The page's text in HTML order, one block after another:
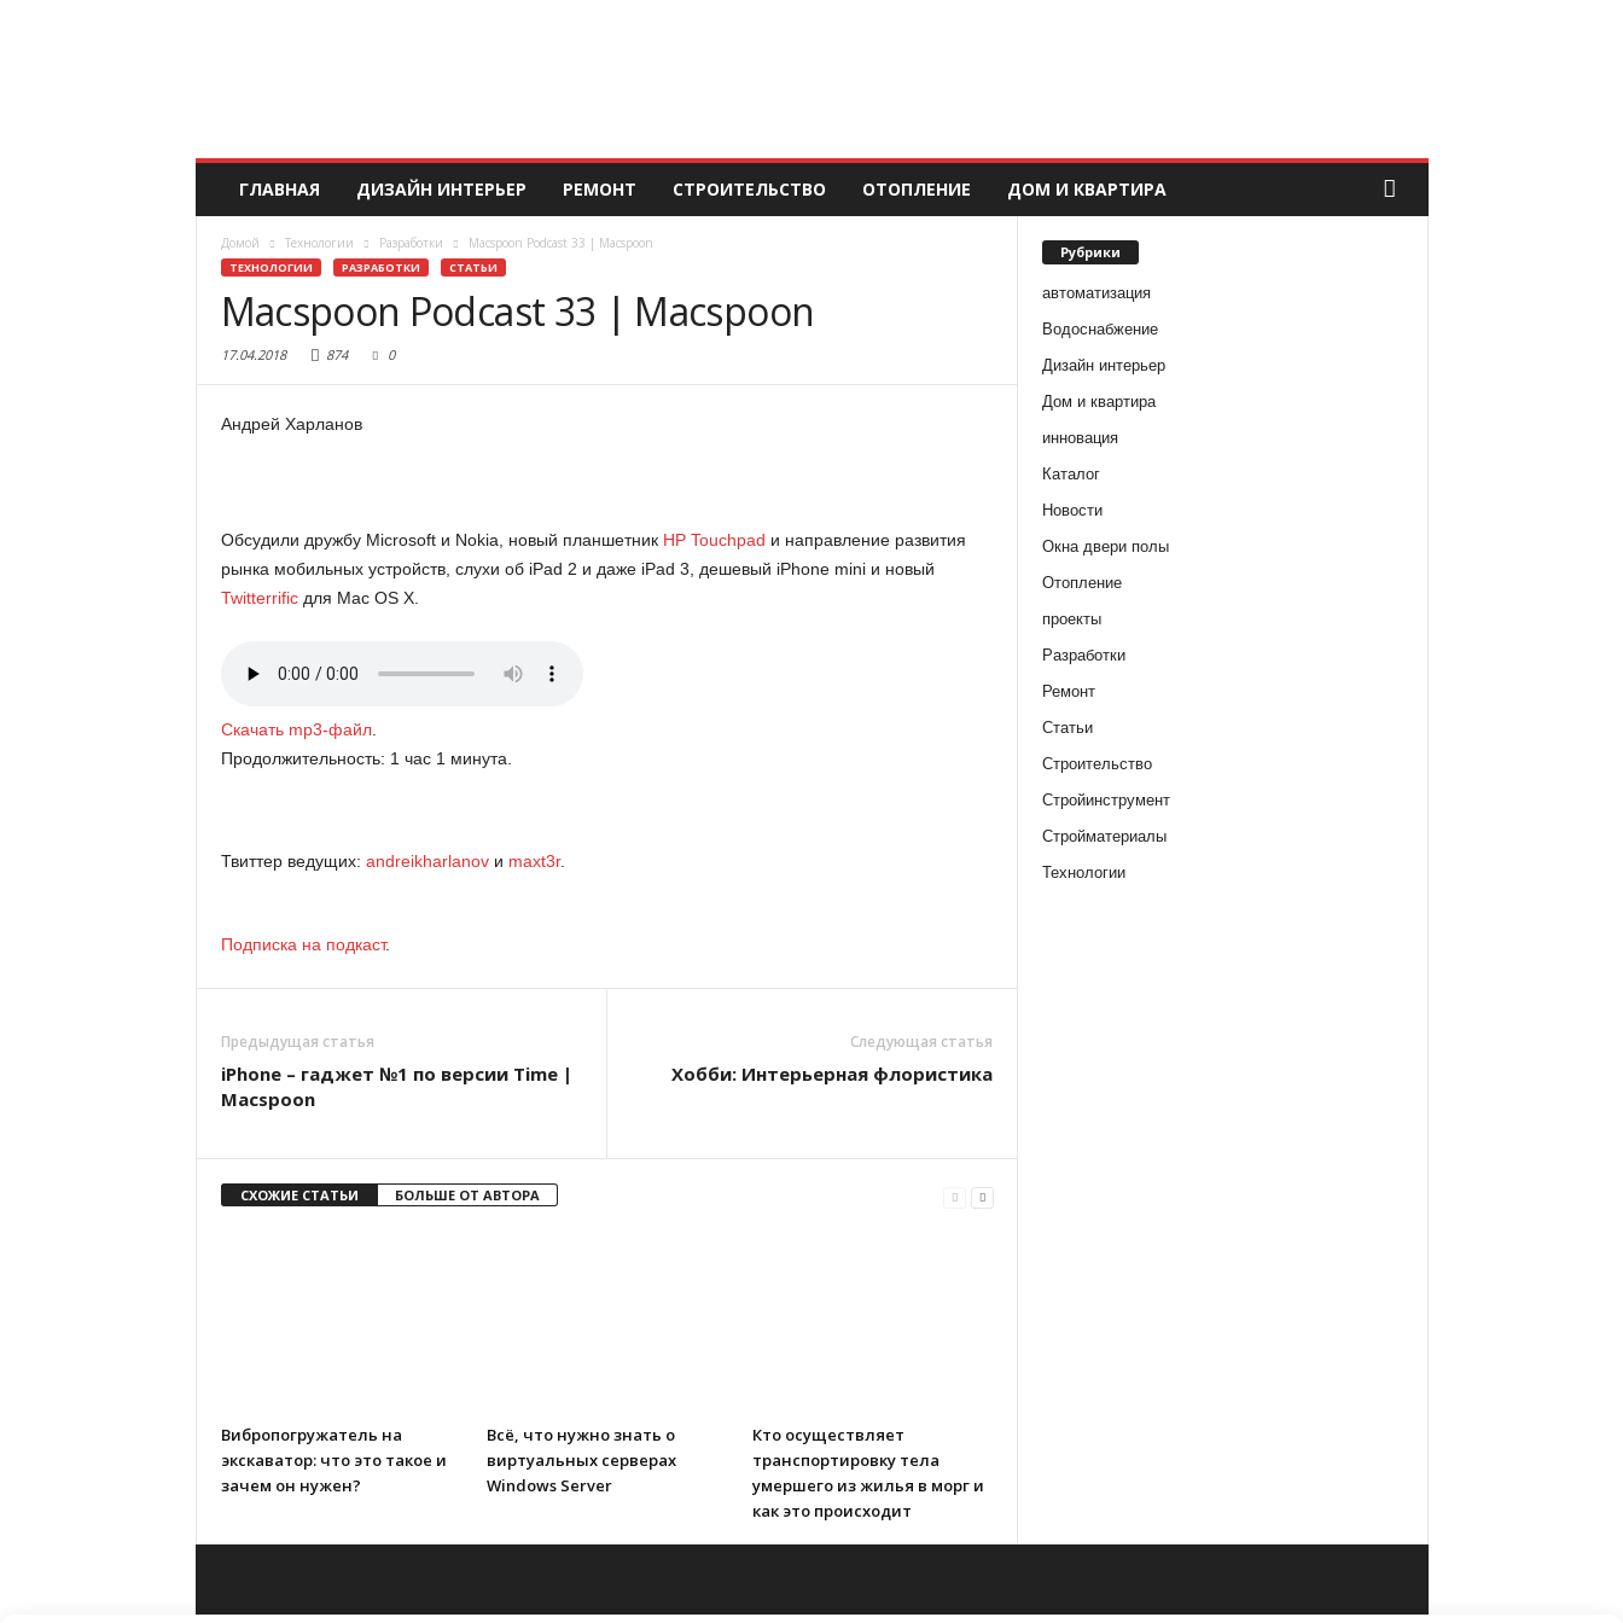
ГЛАВНАЯ ДИЗАЙН ИНТЕРЬЕР РЕМОНТ СТРОИТЕЛЬСТВО ОТОПЛЕНИЕ ДОМ И КВАРТИРА
Домой Технологии Разработки Macspoon Podcast 33 | Macspoon
ТЕХНОЛОГИИ РАЗРАБОТКИ СТАТЬИ
Macspoon Podcast 33 | Macspoon
17.04.2018 874 0
Андрей Харланов
Обсудили дружбу Microsoft и Nokia, новый планшетник HP Touchpad и направление развития
рынка мобильных устройств, слухи об iPad 2 и даже iPad 3, дешевый iPhone mini и новый
Twitterrificдля Mac OS X.
Cкачать mp3-файл.
Продолжительность: 1 час 1 минута.
Твиттер ведущих: andreikharlanovи maxt3r.
Подписка на подкаст.
Предыдущая статья
iPhone – гаджет №1 по версии Time |
Macspoon
Следующая статья
Хобби: Интерьерная флористика
СХОЖИЕ СТАТЬИ БОЛЬШЕ ОТ АВТОРА
Вибропогружатель на
экскаватор: что это такое и
зачем он нужен?
Всё, что нужно знать о
виртуальных серверах
Windows Server
Кто осуществляет
транспортировку тела
умершего из жилья в морг и
как это происходит
Рубрики
автоматизация
Водоснабжение
Дизайн интерьер
Дом и квартира
инновация
Каталог
Новости
Окна двери полы
Отопление
проекты
Разработки
Ремонт
Статьи
Строительство
Стройинструмент
Стройматериалы
Технологии